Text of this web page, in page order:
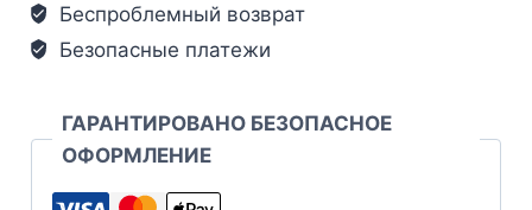
Беспроблемный возврат
Безопасные платежи
ГАРАНТИРОВАНО БЕЗОПАСНОЕ
ОФОРМЛЕНИЕ